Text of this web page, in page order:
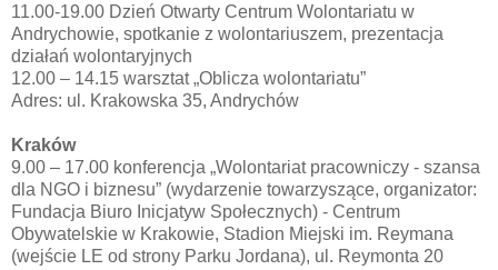
11.00-19.00 Dzień Otwarty Centrum Wolontariatu w
Andrychowie, spotkanie z wolontariuszem, prezentacja
działań wolontaryjnych
12.00 – 14.15 warsztat „Oblicza wolontariatu”
Adres: ul. Krakowska 35, Andrychów
Kraków
9.00 – 17.00 konferencja „Wolontariat pracowniczy - szansa
dla NGO i biznesu” (wydarzenie towarzyszące, organizator:
Fundacja Biuro Inicjatyw Społecznych) - Centrum
Obywatelskie w Krakowie, Stadion Miejski im. Reymana
(wejście LE od strony Parku Jordana), ul. Reymonta 20